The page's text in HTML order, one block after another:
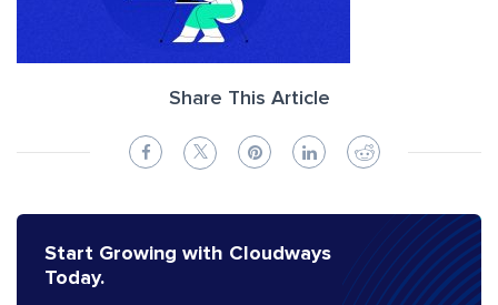
Share This Article
Start Growing with Cloudways
Today.